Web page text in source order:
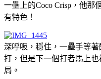
一壘上的Coco Crisp，他那
有特色！
深呼吸，穩住，一壘手等
打，但是下一個打者馬上
局。